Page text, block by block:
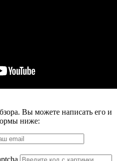
Вы можете написать его и
ниже: